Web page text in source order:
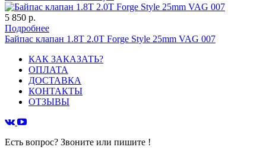
5 850 р.
Подробнее
Байпас клапан 1.8T 2.0T Forge Style 25mm VAG 007
КАК ЗАКАЗАТЬ?
ОПЛАТА
ДОСТАВКА
КОНТАКТЫ
ОТЗЫВЫ
Есть вопрос? Звоните или пишите !